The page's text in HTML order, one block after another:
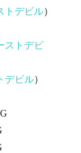
トデビル）
ストデビ
デビル）